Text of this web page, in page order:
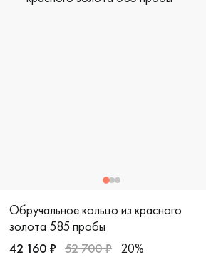
Обручальное кольцо из красного
золота 585 пробы
42 160 ₽ 52 700 ₽ 20%